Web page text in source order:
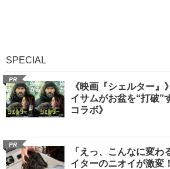
SPECIAL
PR
《映画『シェルター』
イサムがお盆を“打破”
コラボ》
PR
「えっ、こんなに変わ
イターのニオイが激